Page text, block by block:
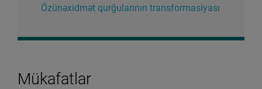
Özünəxidmət qurğularının transformasiyası
Mükafatlar